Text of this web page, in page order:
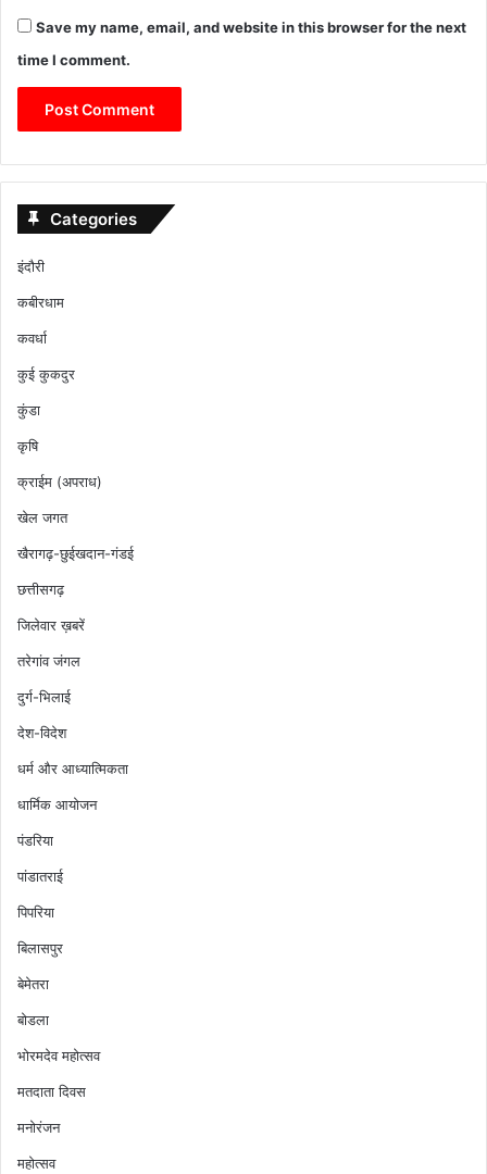
Save my name, email, and website in this browser for the next
time I comment.
Categories
इंदौरी
कबीरधाम
कवर्धा
कुई कुकदुर
कुंडा
कृषि
क्राईम (अपराध)
खेल जगत
खैरागढ़-छुईखदान-गंडई
छत्तीसगढ़
जिलेवार ख़बरें
तरेगांव जंगल
दुर्ग-भिलाई
देश-विदेश
धर्म और आध्यात्मिकता
धार्मिक आयोजन
पंडरिया
पांडातराई
पिपरिया
बिलासपुर
बेमेतरा
बोडला
भोरमदेव महोत्सव
मतदाता दिवस
मनोरंजन
महोत्सव